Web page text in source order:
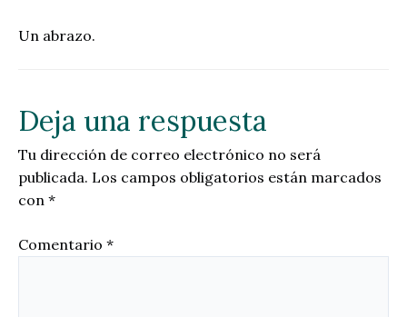
Un abrazo.
Deja una respuesta
Tu dirección de correo electrónico no será
publicada. Los campos obligatorios están marcados
con *
Comentario *